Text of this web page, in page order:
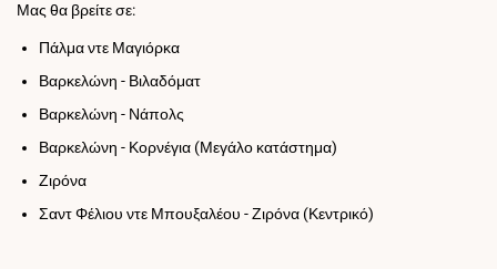
Μας θα βρείτε σε:
Πάλμα ντε Μαγιόρκα
Βαρκελώνη - Βιλαδόματ
Βαρκελώνη - Νάπολς
Βαρκελώνη - Κορνέγια (Μεγάλο κατάστημα)
Ζιρόνα
Σαντ Φέλιου ντε Μπουξαλέου - Ζιρόνα (Κεντρικό)